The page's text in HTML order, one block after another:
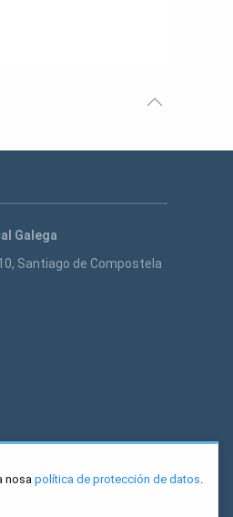
Galega
Santiago de Compostela
nosapolítica de protección de datos.